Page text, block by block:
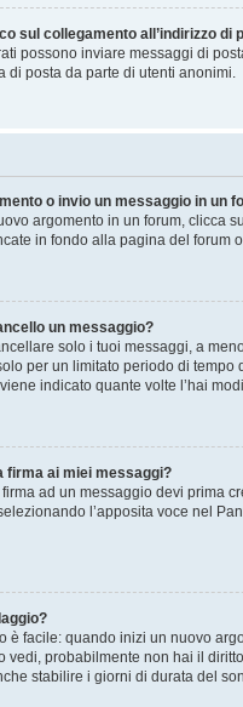
sul collegamento all’indirizzo
possono inviare messaggi di
di posta da parte di utenti anonimi.
o invio un messaggio in un
argomento in un forum, clicca
in fondo alla pagina del forum
un messaggio?
solo i tuoi messaggi, a
per un limitato periodo di
indicato quante volte l’hai
firma ai miei messaggi?
ad un messaggio devi prima
l’apposita voce nel
è facile: quando inizi un nuovo
vedi, probabilmente non hai il
stabilire i giorni di durata del